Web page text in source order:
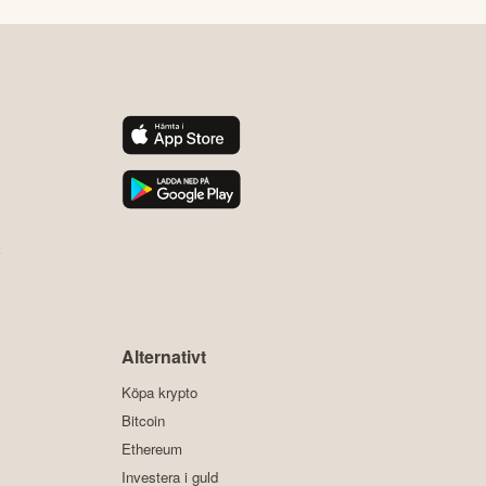
Alternativt
Köpa krypto
Bitcoin
Ethereum
Investera i guld